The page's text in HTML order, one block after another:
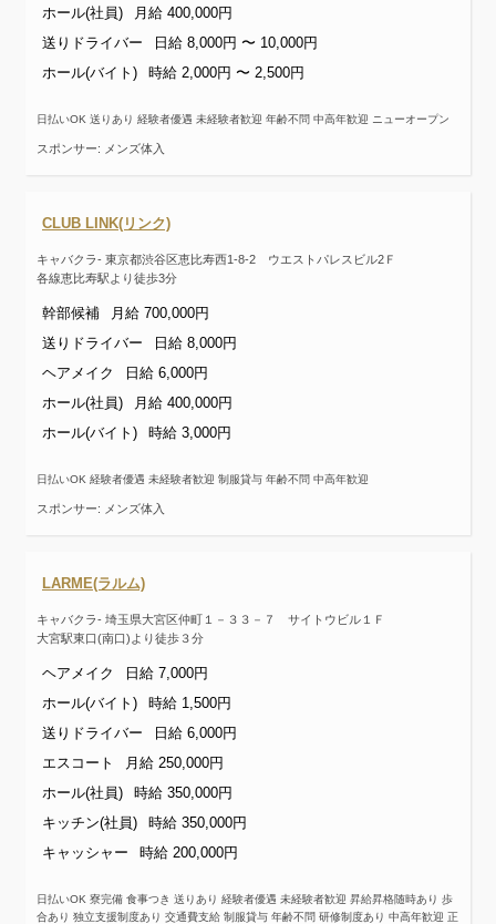
ホール(社員)
月給 400,000円
送りドライバー
日給 8,000円 〜 10,000円
ホール(バイト)
時給 2,000円 〜 2,500円
日払いOK 送りあり 経験者優遇 未経験者歓迎 年齢不問 中高年歓迎 ニューオープン
スポンサー: メンズ体入
CLUB LINK(リンク)
キャバクラ- 東京都渋谷区恵比寿西1-8-2 ウエストパレスビル2Ｆ
各線恵比寿駅より徒歩3分
幹部候補
月給 700,000円
送りドライバー
日給 8,000円
ヘアメイク
日給 6,000円
ホール(社員)
月給 400,000円
ホール(バイト)
時給 3,000円
日払いOK 経験者優遇 未経験者歓迎 制服貸与 年齢不問 中高年歓迎
スポンサー: メンズ体入
LARME(ラルム)
キャバクラ- 埼玉県大宮区仲町１－３３－７ サイトウビル１Ｆ
大宮駅東口(南口)より徒歩３分
ヘアメイク
日給 7,000円
ホール(バイト)
時給 1,500円
送りドライバー
日給 6,000円
エスコート
月給 250,000円
ホール(社員)
時給 350,000円
キッチン(社員)
時給 350,000円
キャッシャー
時給 200,000円
日払いOK 寮完備 食事つき 送りあり 経験者優遇 未経験者歓迎 昇給昇格随時あり 歩
合あり 独立支援制度あり 交通費支給 制服貸与 年齢不問 研修制度あり 中高年歓迎 正